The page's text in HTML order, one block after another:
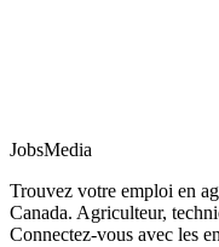
JobsMedia
Trouvez votre emploi en
Canada. Agriculteur,
Connectez-vous avec les